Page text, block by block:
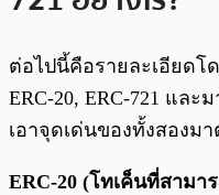
ต่อไปนี้คือรายละเอียดโ
ERC-20, ERC-721 และ
เอาจุดเด่นของทั้งสองม
ERC-20 (โทเค็นที่สามา